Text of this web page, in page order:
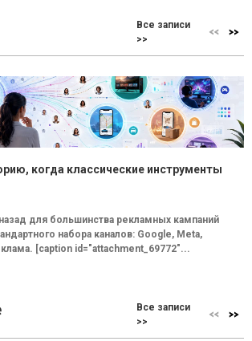
Все записи
>>
когда классические инструменты
для большинства рекламных кампаний
набора каналов: Google, Meta,
[caption id="attachment_69772"...
Все записи
>>